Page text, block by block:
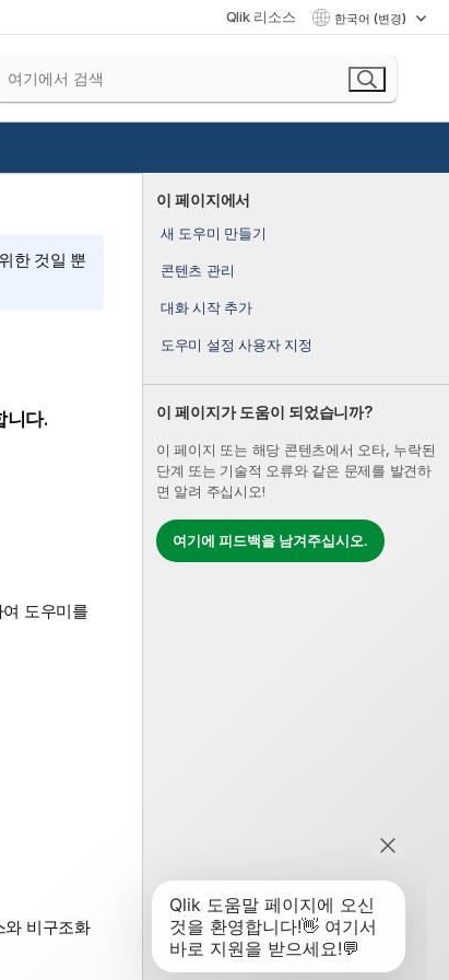
Qlik 리소스 한국어 (변경)
이 페이지에서
새 도우미 만들기
콘텐츠 관리
대화 시작 추가
도우미 설정 사용자 지정
이 페이지가 도움이 되었습니까?
이 페이지 또는 해당 콘텐츠에서 오타, 누락된
단계 또는 기술적 오류와 같은 문제를 발견하
면 알려 주십시오!
여기에 피드백을 남겨주십시오.
한 것일 뿐
니다.
도우미를
와 비구조화